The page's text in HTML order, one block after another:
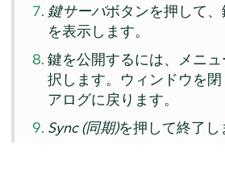
鍵サーバボタンを押して
を表示します。
鍵を公開するには、メニ
択します。ウィンドウを
アログに戻ります。
Sync (同期)を押して終了し